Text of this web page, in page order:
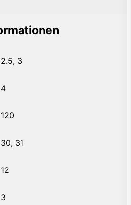
2.5, 3
4
120
30, 31
12
3